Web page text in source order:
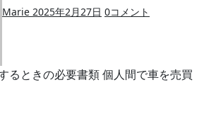
Marie 2025年2月27日 0コメント